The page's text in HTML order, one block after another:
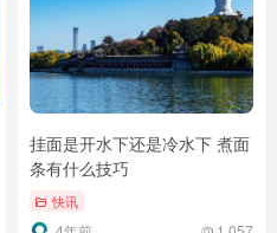
挂面是开水下还是冷水下 煮面
条有什么技巧
快讯